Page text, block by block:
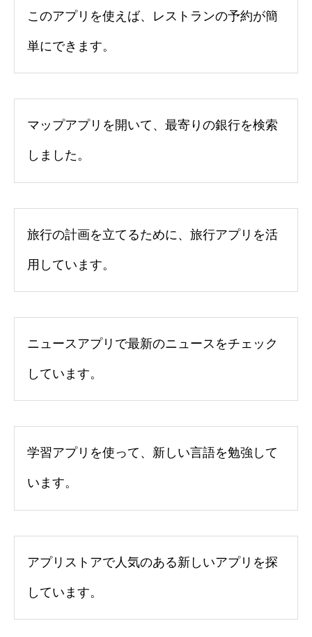
このアプリを使えば、レストランの予約が簡
単にできます。
マップアプリを開いて、最寄りの銀行を検索
しました。
旅行の計画を立てるために、旅行アプリを活
用しています。
ニュースアプリで最新のニュースをチェック
しています。
学習アプリを使って、新しい言語を勉強して
います。
アプリストアで人気のある新しいアプリを探
しています。